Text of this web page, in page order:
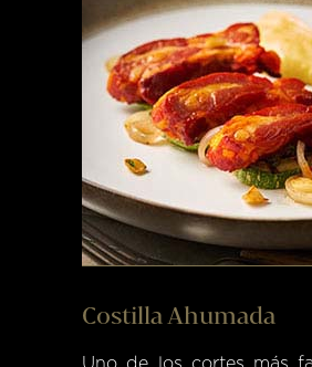
Costilla Ahumada